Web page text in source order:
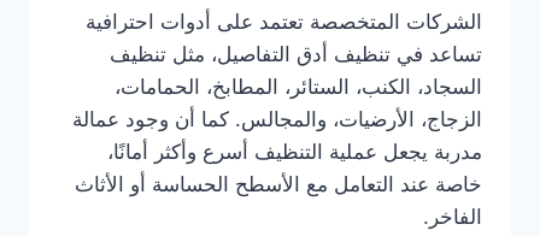
الشركات المتخصصة تعتمد على أدوات احترافية
تساعد في تنظيف أدق التفاصيل، مثل تنظيف
السجاد، الكنب، الستائر، المطابخ، الحمامات،
الزجاج، الأرضيات، والمجالس. كما أن وجود عمالة
مدربة يجعل عملية التنظيف أسرع وأكثر أمانًا،
خاصة عند التعامل مع الأسطح الحساسة أو الأثاث
الفاخر.